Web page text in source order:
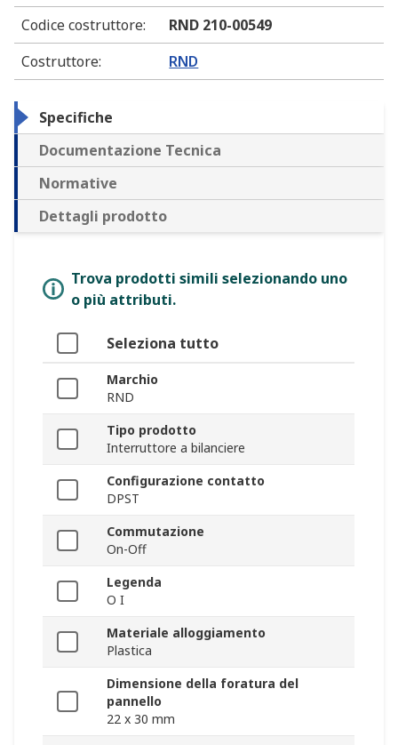
Codice costruttore:
RND 210-00549
Costruttore: RND
Specifiche
Documentazione Tecnica
Normative
Dettagli prodotto
Trova prodotti simili selezionando uno
o più attributi.
Seleziona tutto
Marchio
RND
Tipo prodotto
Interruttore a bilanciere
Configurazione contatto
DPST
Commutazione
On-Off
Legenda
O I
Materiale alloggiamento
Plastica
Dimensione della foratura del
pannello
22 x 30 mm